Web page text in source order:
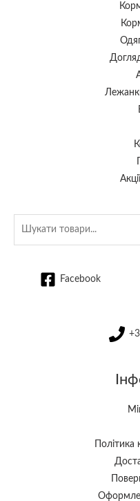
Facebook
Політика